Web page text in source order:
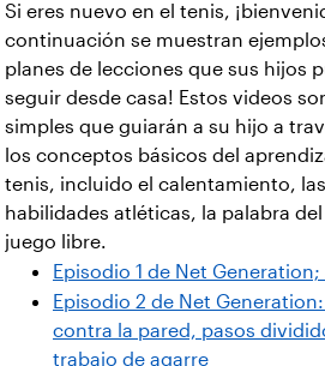
Si eres nuevo en el tenis,
continuación se muestran
planes de lecciones que sus hijos
seguir desde casa! Estos videos
simples que guiarán a su hijo a
los conceptos básicos del
tenis, incluido el calentamiento, las
habilidades atléticas, la palabra del
juego libre.
Episodio 1 de Net Generation;
Episodio 2 de Net
contra la pared, pasos
trabajo de agarre